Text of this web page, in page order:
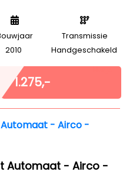
2010
Transmissie
Handgeschakeld
€ 1.275,-
Automaat - Airco -